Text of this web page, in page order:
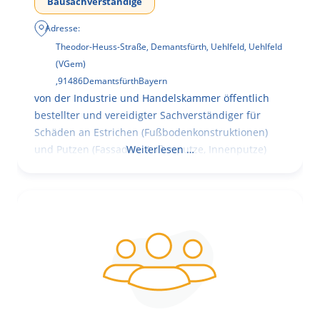
Adresse:
Theodor-Heuss-Straße, Demantsfürth, Uehlfeld, Uehlfeld
(VGem)
,91486DemantsfürthBayern
von der Industrie und Handelskammer öffentlich
bestellter und vereidigter Sachverständiger für
Schäden an Estrichen (Fußbodenkonstruktionen)
und Putzen (Fassaden, Außenputze, Innenputze)
Weiterlesen …